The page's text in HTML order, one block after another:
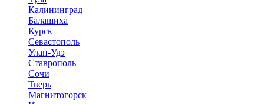
Калининград
Балашиха
Курск
Севастополь
Улан-Удэ
Ставрополь
Сочи
Тверь
Магнитогорск